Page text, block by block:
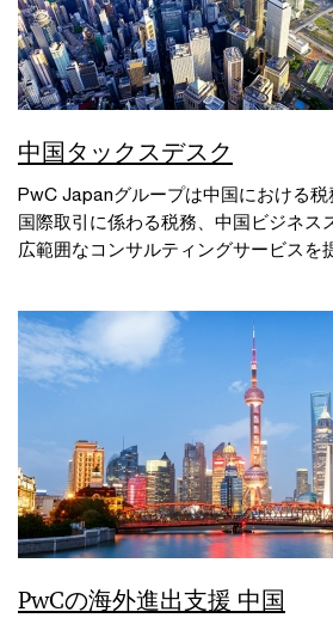
中国タックスデスク
PwC Japanグループは中国における
国際取引に係わる税務、中国ビジネス
広範囲なコンサルティングサービスを
PwCの海外進出支援 中国